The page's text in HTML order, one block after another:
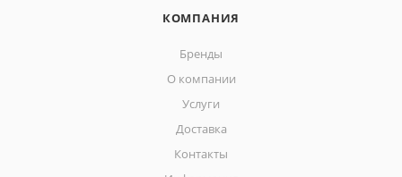
КОМПАНИЯ
Бренды
О компании
Услуги
Доставка
Контакты